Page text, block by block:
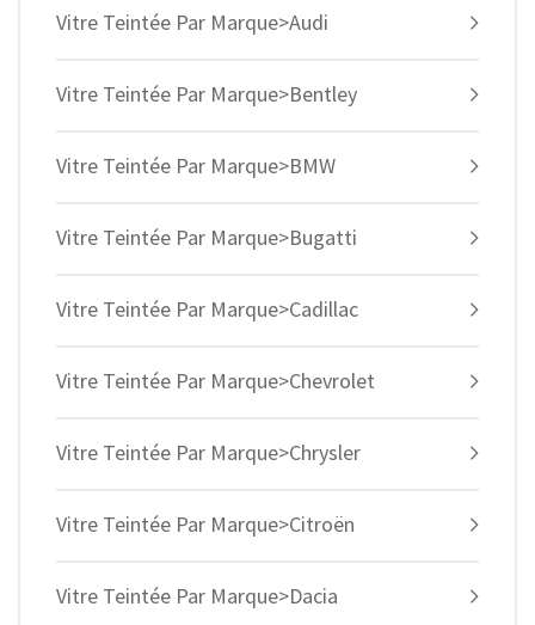
Vitre Teintée Par Marque>Audi
Vitre Teintée Par Marque>Bentley
Vitre Teintée Par Marque>BMW
Vitre Teintée Par Marque>Bugatti
Vitre Teintée Par Marque>Cadillac
Vitre Teintée Par Marque>Chevrolet
Vitre Teintée Par Marque>Chrysler
Vitre Teintée Par Marque>Citroën
Vitre Teintée Par Marque>Dacia